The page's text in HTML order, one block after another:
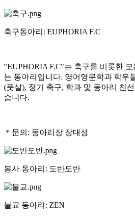
축구동아리: EUPHORIA F.C
"EUPHORIA F.C"는 축구를 비롯한 모
는 동아리입니다. 영어영문학과 학우
(풋살), 정기 축구, 학과 및 동아리 친
습니다.
＊문의: 동아리장 장대성
봉사 동아리: 도반도반
불교 동아리: ZEN